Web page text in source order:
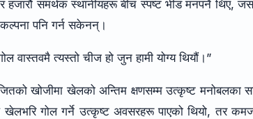
समर्थक स्थानीयहरू बीच स्पष्ट भीड मनपर्ने थिए,
पनि गर्न सकेनन्।
वास्तवमै त्यस्तो चीज हो जुन हामी योग्य थियौं।”
जितको खोजीमा खेलको अन्तिम क्षणसम्म उत्कृष्ट मनोबलका
खेलभरि गोल गर्ने उत्कृष्ट अवसरहरू पाएको थियो, तर